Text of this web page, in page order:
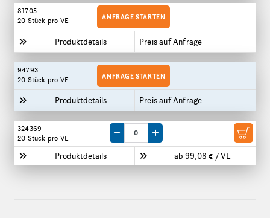
81705
20 Stück pro VE
Produktdetails Preis auf Anfrage
ANFRAGE STARTEN
94793
20 Stück pro VE
Produktdetails Preis auf Anfrage
ANFRAGE STARTEN
324369
20 Stück pro VE
Produktdetails ab 99,08 € / VE
Menge um eine VE reduzieren
Menge um eine VE erhöhen